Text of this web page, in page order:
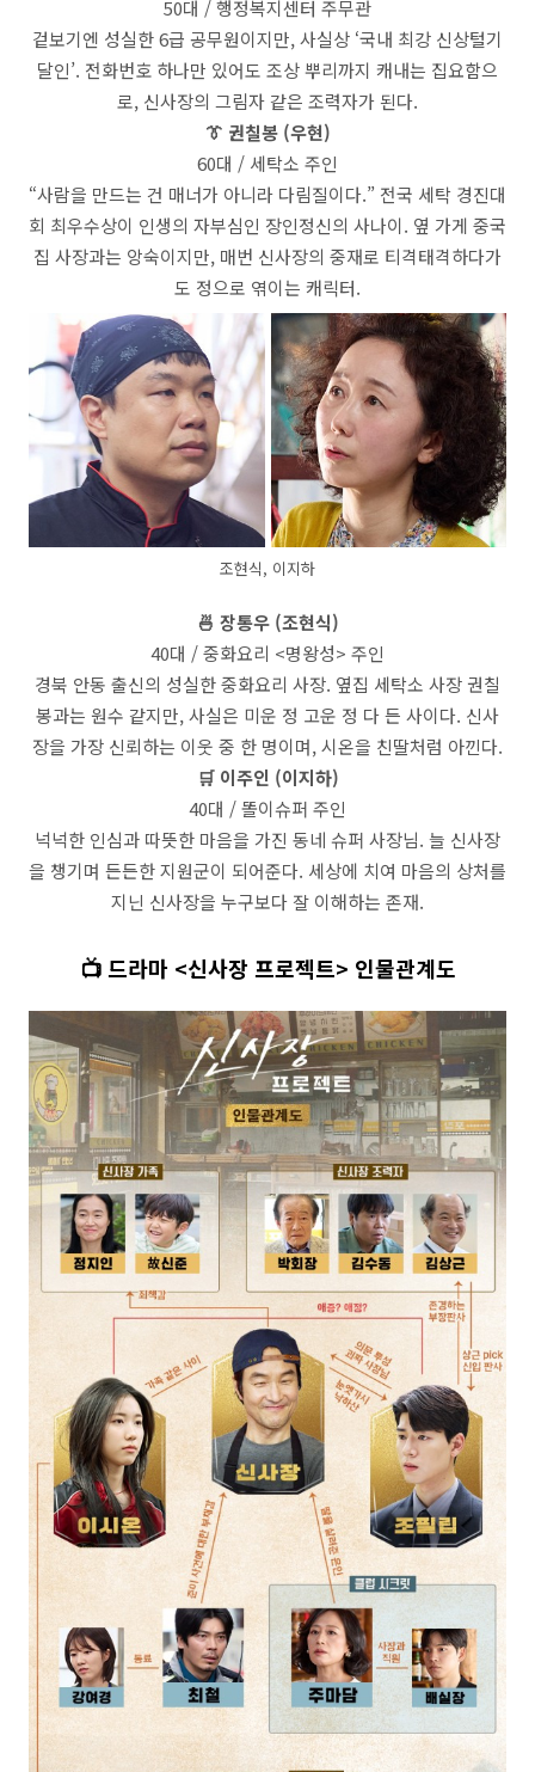
50대 / 행정복지센터 주무관
겉보기엔 성실한 6급 공무원이지만, 사실상 ‘국내 최강 신상털기
달인’. 전화번호 하나만 있어도 조상 뿌리까지 캐내는 집요함으
로, 신사장의 그림자 같은 조력자가 된다.
👔 권칠봉 (우현)
60대 / 세탁소 주인
“사람을 만드는 건 매너가 아니라 다림질이다.” 전국 세탁 경진대
회 최우수상이 인생의 자부심인 장인정신의 사나이. 옆 가게 중국
집 사장과는 앙숙이지만, 매번 신사장의 중재로 티격태격하다가
도 정으로 엮이는 캐릭터.
조현식, 이지하
🍜 장통우 (조현식)
40대 / 중화요리 <명왕성> 주인
경북 안동 출신의 성실한 중화요리 사장. 옆집 세탁소 사장 권칠
봉과는 원수 같지만, 사실은 미운 정 고운 정 다 든 사이다. 신사
장을 가장 신뢰하는 이웃 중 한 명이며, 시온을 친딸처럼 아낀다.
🛒 이주인 (이지하)
40대 / 똘이슈퍼 주인
넉넉한 인심과 따뜻한 마음을 가진 동네 슈퍼 사장님. 늘 신사장
을 챙기며 든든한 지원군이 되어준다. 세상에 치여 마음의 상처를
지닌 신사장을 누구보다 잘 이해하는 존재.
📺 드라마 <신사장 프로젝트> 인물관계도